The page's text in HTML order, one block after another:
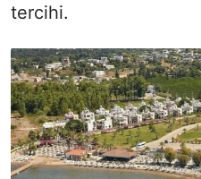
tercihi.